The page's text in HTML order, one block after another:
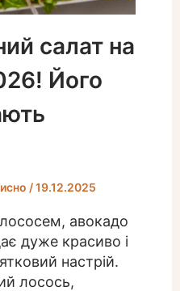
салат на
Його
/19.12.2025
авокадо
дуже красиво і
настрій.
лосось,